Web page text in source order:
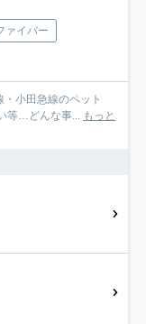
ァイバー
小田急線のペット
等…どんな事... もっと